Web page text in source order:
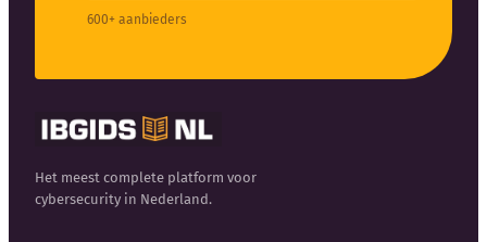
600+ aanbieders
Het meest complete platform voor
cybersecurity in Nederland.